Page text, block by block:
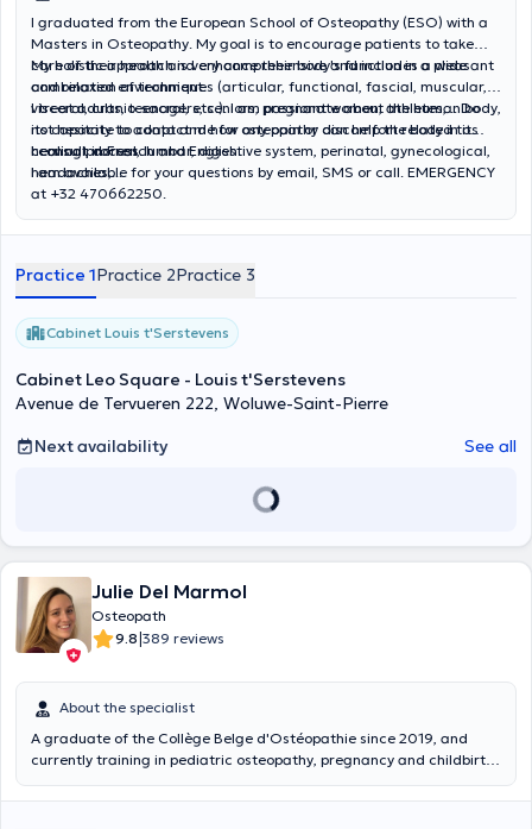
I graduated from the European School of Osteopathy (ESO) with a
Masters in Osteopathy. My goal is to encourage patients to take
care of their health and enhance their body's function in a pleasant
and relaxed environment.
My holistic approach is very comprehensive and includes a wide
combination of techniques (articular, functional, fascial, muscular,
visceral, cranio-sacral, etc.). I am passionate about the human body,
its capacity to adapt and how osteopathy can help the body in its
healing process.
I treat adults, teenagers, seniors, pregnant women, athletes,... Do
not hesitate to contact me for any pain or discomfort related to
cervical, dorsal, lumbar, digestive system, perinatal, gynecological,
headaches,...
I consult in French and English.
I am available for your questions by email, SMS or call. EMERGENCY
at +32 470662250.
Practice 1Practice 2Practice 3
Cabinet Louis t'Serstevens
Cabinet Leo Square - Louis t'Serstevens
Avenue de Tervueren 222, Woluwe-Saint-Pierre
Next availability
See all
Julie Del Marmol
Osteopath
9.8|389 reviews
About the specialist
A graduate of the Collège Belge d'Ostéopathie since 2019, and
currently training in pediatric osteopathy, pregnancy and childbirth,
in Dion-Valmont on Monday and Wednesday afternoons as well as